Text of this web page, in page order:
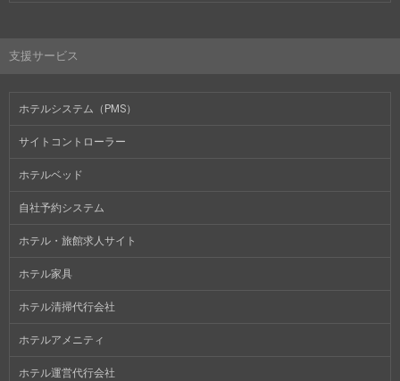
支援サービス
ホテルシステム（PMS）
サイトコントローラー
ホテルベッド
自社予約システム
ホテル・旅館求人サイト
ホテル家具
ホテル清掃代行会社
ホテルアメニティ
ホテル運営代行会社